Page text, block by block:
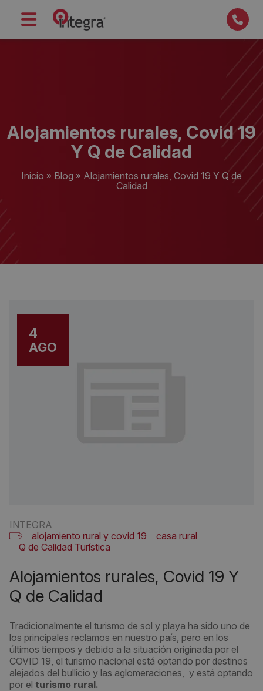
Alojamientos rurales, Covid 19
Y Q de Calidad
Inicio » Blog » Alojamientos rurales, Covid 19 Y Q de
Calidad
4
AGO
INTEGRA
alojamiento rural y covid 19
casa rural
Q de Calidad Turística
Alojamientos rurales, Covid 19 Y
Q de Calidad
Tradicionalmente el turismo de sol y playa ha sido uno de
los principales reclamos en nuestro país, pero en los
últimos tiempos y debido a la situación originada por el
COVID 19, el turismo nacional está optando por destinos
alejados del bullicio y las aglomeraciones, y está optando
por el turismo rural.